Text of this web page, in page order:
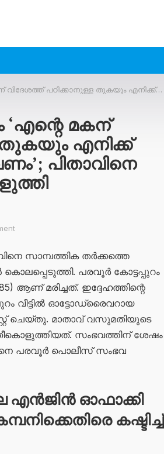
ഓട്ടോയ്ക്ക് 1 ലക്ഷവും വേണം’; പിതാവിനെ പെട്രോളൊഴിച്ച് തീ കൊളുത്തി കൊലപ്പെടുത്തി
‘എന്റെ മകന്
തുകയും എനിക്ക്
പിതാവിനെ
സാമ്പത്തിക തർക്കത്തെ
പരവൂർ കോട്ടപ്പുറം
ആണ് മരിച്ചത്. ഇദ്ദേഹത്തിന്റെ
വീട്ടിൽ ഓട്ടോഡ്രൈവറായ
ചെയ്തു. മാതാവ് വസുമതിയുടെ
സംഭവത്തിന് ശേഷം
പരവൂർ പൊലീസ് സംഭവ
എൻജിൻ ഓഫാക്കി
കഷ്ടിച്ച്